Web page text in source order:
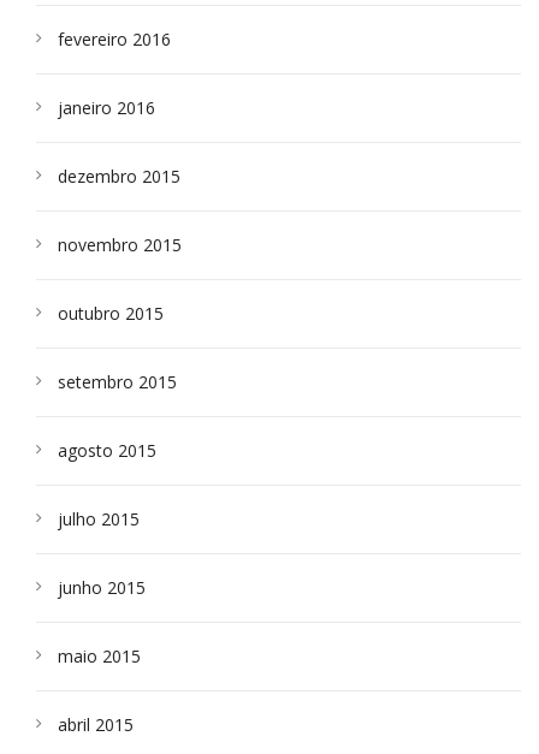
fevereiro 2016
janeiro 2016
dezembro 2015
novembro 2015
outubro 2015
setembro 2015
agosto 2015
julho 2015
junho 2015
maio 2015
abril 2015